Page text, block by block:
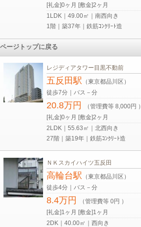
[礼金]0ヶ月 [敷金]2ヶ月
1LDK｜49.00㎡｜南西向き
1階｜築37年｜鉄筋ｺﾝｸﾘｰﾄ造
ページトップに戻る
レジディアタワー目黒不動前
五反田駅 （東京都品川区）
徒歩7分｜バス－分
20.8万円
（管理費等 8,000円 ）
[礼金]0ヶ月 [敷金]2ヶ月
2LDK｜55.63㎡｜北西向き
27階｜築19年｜鉄筋ｺﾝｸﾘｰﾄ造
ＮＫスカイハイツ五反田
高輪台駅
（東京都品川区）
徒歩4分｜バス－分
8.4万円
（管理費等 0円 ）
[礼金]1ヶ月 [敷金]1ヶ月
2DK｜40.00㎡｜西向き